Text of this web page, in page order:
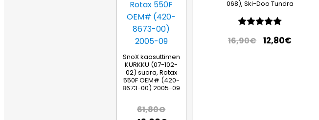
SnoX kaasuttimen
KURKKU (07-102-
02) suora, Rotax
550F OEM# (420-
8673-00) 2005-09
61,80€
068), Ski-Doo Tundra
Arvio:
16,90€ 12,80€